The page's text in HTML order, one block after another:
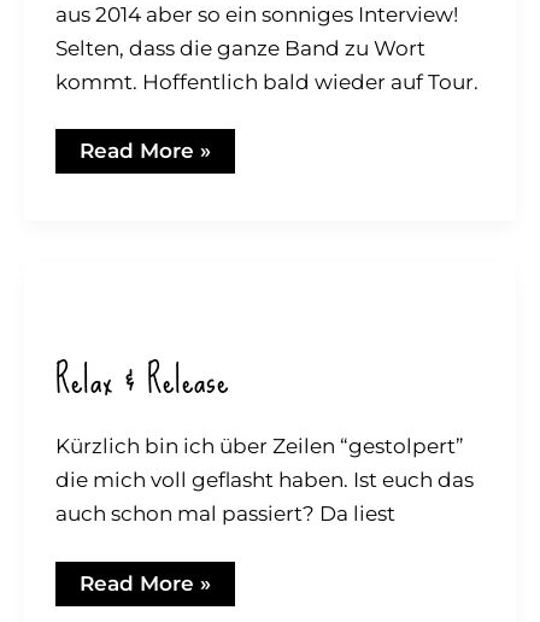
aus 2014 aber so ein sonniges Interview!
Selten, dass die ganze Band zu Wort
kommt. Hoffentlich bald wieder auf Tour.
Meet
Meta
Read More »
Relax & Release
Kürzlich bin ich über Zeilen “gestolpert”
die mich voll geflasht haben. Ist euch das
auch schon mal passiert? Da liest
Relax
&
Read More »